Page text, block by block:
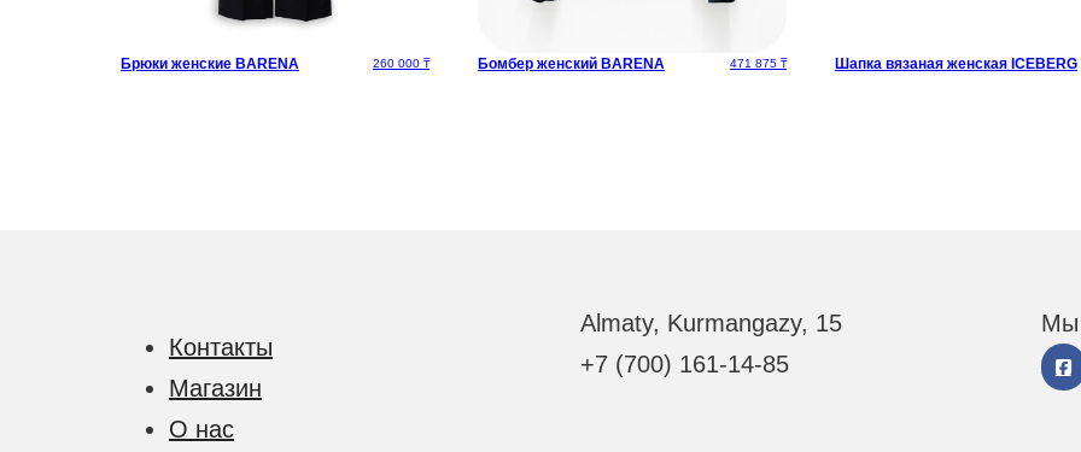
Брюки женские BARENA 260 000 ₸ Бомбер женский BARENA 471 875 ₸ Шапка вязаная женская ICEBERG
Контакты
Магазин
О нас
Almaty, Kurmangazy, 15
+7 (700) 161-14-85
Мы